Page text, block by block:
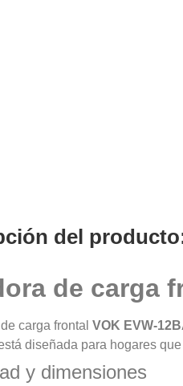
del
de carga
carga frontal VOK EVW-
diseñada para hogares
y dimensiones